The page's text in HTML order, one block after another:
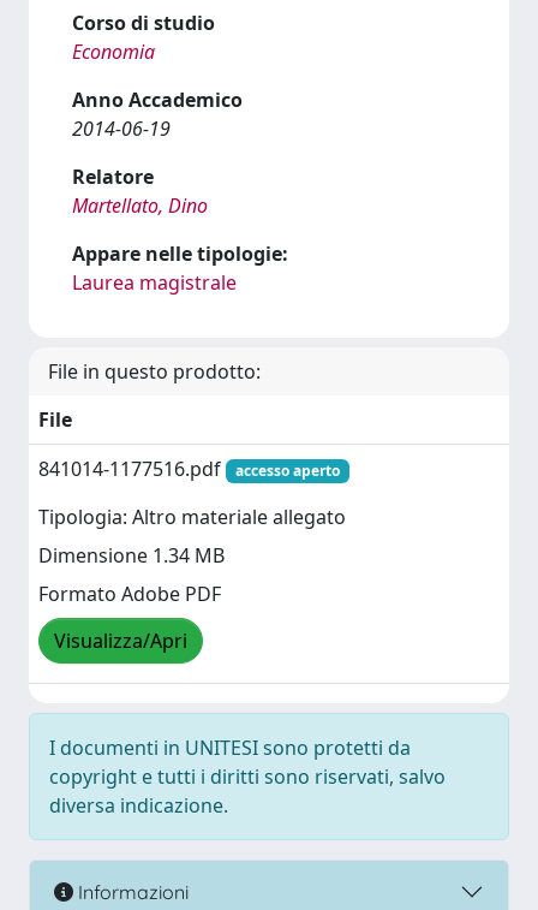
Corso di studio
Economia
Anno Accademico
2014-06-19
Relatore
Martellato, Dino
Appare nelle tipologie:
Laurea magistrale
File in questo prodotto:
File
841014-1177516.pdf
accesso aperto
Tipologia: Altro materiale allegato
Dimensione 1.34 MB
Formato Adobe PDF
Visualizza/Apri
I documenti in UNITESI sono protetti da
copyright e tutti i diritti sono riservati, salvo
diversa indicazione.
Informazioni